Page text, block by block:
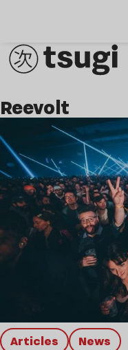
Reevolt
Articles news